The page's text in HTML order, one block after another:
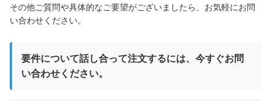
その他ご質問や具体的なご要望がございましたら、お気軽にお問
い合わせください。
要件について話し合って注文するには、今すぐお問
い合わせください。